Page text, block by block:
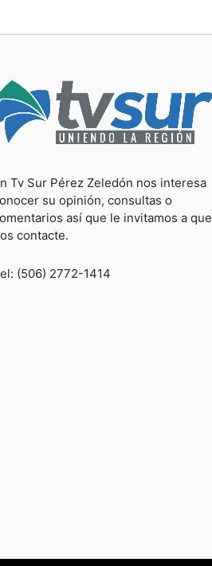
Tv Sur Pérez Zeledón nos interesa
su opinión, consultas o
así que le invitamos a que
contacte.
(506) 2772-1414